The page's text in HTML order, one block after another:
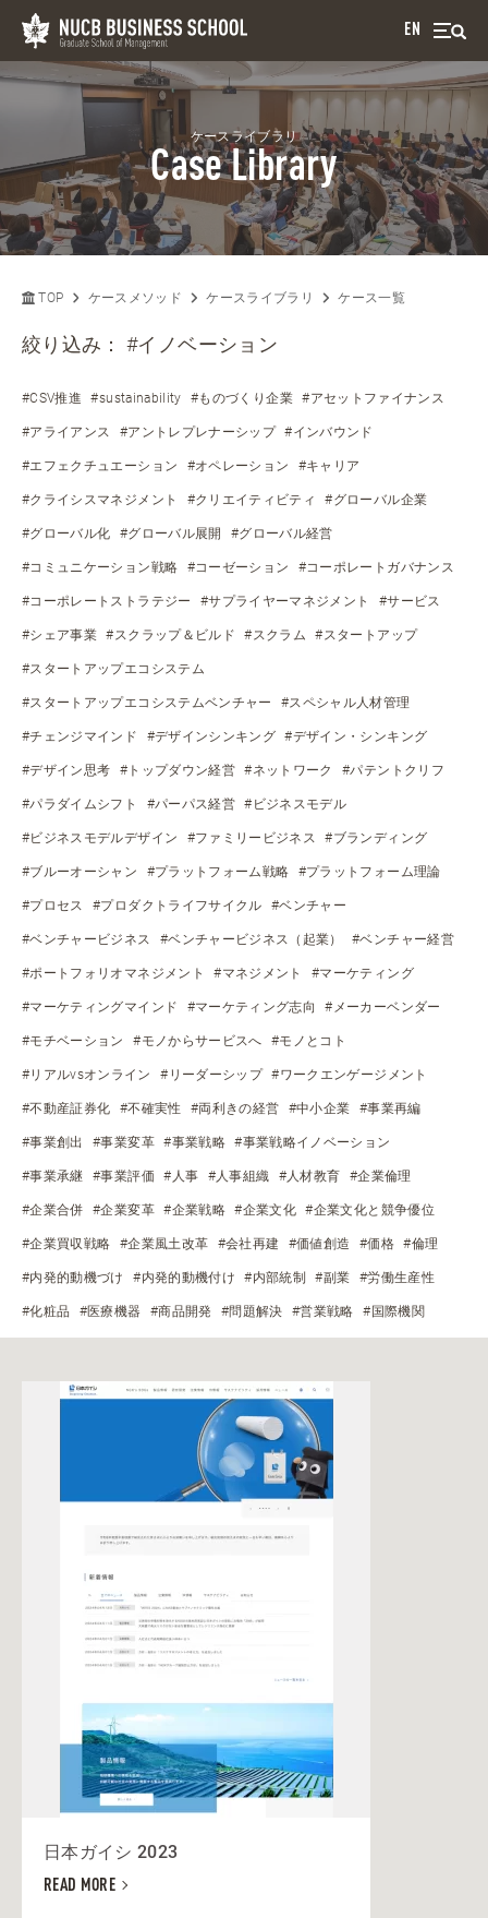
EN
ケースライブラリ
Case Library
TOP ケースメソッド ケースライブラリ ケース一覧
絞り込み：#イノベーション
#CSV推進 #sustainability #ものづくり企業 #アセットファイナンス
#アライアンス #アントレプレナーシップ #インバウンド
#エフェクチュエーション #オペレーション #キャリア
#クライシスマネジメント #クリエイティビティ #グローバル企業
#グローバル化 #グローバル展開 #グローバル経営
#コミュニケーション戦略 #コーゼーション #コーポレートガバナンス
#コーポレートストラテジー #サプライヤーマネジメント #サービス
#シェア事業 #スクラップ＆ビルド #スクラム #スタートアップ
#スタートアップエコシステム
#スタートアップエコシステムベンチャー #スペシャル人材管理
#チェンジマインド #デザインシンキング #デザイン・シンキング
#デザイン思考 #トップダウン経営 #ネットワーク #パテントクリフ
#パラダイムシフト #パーパス経営 #ビジネスモデル
#ビジネスモデルデザイン #ファミリービジネス #ブランディング
#ブルーオーシャン #プラットフォーム戦略 #プラットフォーム理論
#プロセス #プロダクトライフサイクル #ベンチャー
#ベンチャービジネス #ベンチャービジネス（起業） #ベンチャー経営
#ポートフォリオマネジメント #マネジメント #マーケティング
#マーケティングマインド #マーケティング志向 #メーカーベンダー
#モチベーション #モノからサービスへ #モノとコト
#リアルvsオンライン #リーダーシップ #ワークエンゲージメント
#不動産証券化 #不確実性 #両利きの経営 #中小企業 #事業再編
#事業創出 #事業変革 #事業戦略 #事業戦略イノベーション
#事業承継 #事業評価 #人事 #人事組織 #人材教育 #企業倫理
#企業合併 #企業変革 #企業戦略 #企業文化 #企業文化と競争優位
#企業買収戦略 #企業風土改革 #会社再建 #価値創造 #価格 #倫理
#内発的動機づけ #内発的動機付け #内部統制 #副業 #労働生産性
#化粧品 #医療機器 #商品開発 #問題解決 #営業戦略 #国際機関
日本ガイシ 2023
READ MORE